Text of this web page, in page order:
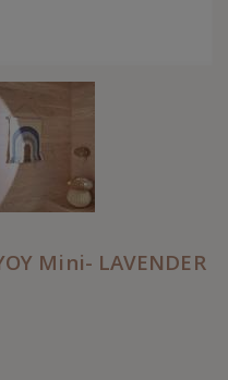
Mini- LAVENDER